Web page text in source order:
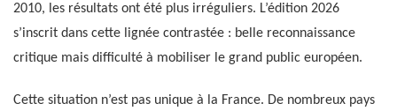
2010, les résultats ont été plus irréguliers. L’édition 2026
s’inscrit dans cette lignée contrastée : belle reconnaissance
critique mais difficulté à mobiliser le grand public européen.
Cette situation n’est pas unique à la France. De nombreux pays